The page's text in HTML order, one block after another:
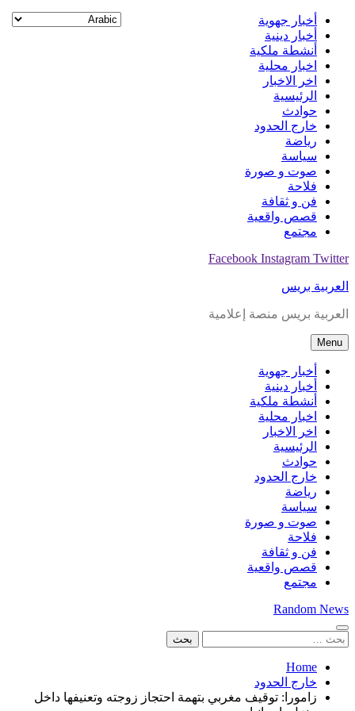
Skip
content
أخبار جهوية
أخبار دينية
أنشطة ملكية
اخبار محلية
اخر الاخبار
الرئيسية
حوادث
خارج الحدود
رياضة
سياسة
صوت و صورة
فلاحة
فن و ثقافة
قصص واقعية
مجتمع
Facebook Instagram Twitter
العربية بريس
العربية بريس منصة إعلامية
Menu
أخبار جهوية
أخبار دينية
أنشطة ملكية
اخبار محلية
اخر الاخبار
الرئيسية
حوادث
خارج الحدود
رياضة
سياسة
صوت و صورة
فلاحة
فن و ثقافة
قصص واقعية
مجتمع
Random News
البحث
Home
خارج الحدود
زامورا: توقيف مغربي بتهمة احتجاز زوجته وتعنيفها داخل